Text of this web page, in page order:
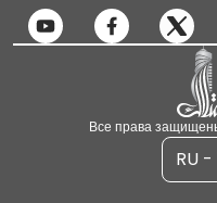
Все права
RU -